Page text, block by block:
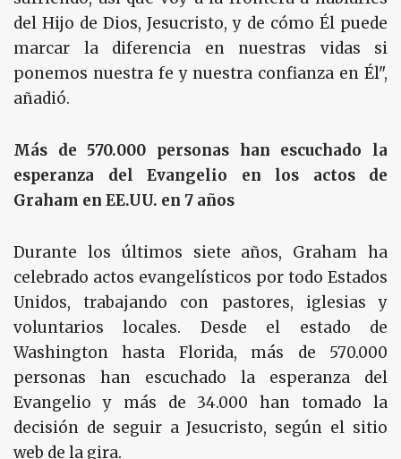
del Hijo de Dios, Jesucristo, y de cómo Él puede
marcar la diferencia en nuestras vidas si
ponemos nuestra fe y nuestra confianza en Él",
añadió.
Más de 570.000 personas han escuchado la
esperanza del Evangelio en los actos de
Graham en EE.UU. en 7 años
Durante los últimos siete años, Graham ha
celebrado actos evangelísticos por todo Estados
Unidos, trabajando con pastores, iglesias y
voluntarios locales. Desde el estado de
Washington hasta Florida, más de 570.000
personas han escuchado la esperanza del
Evangelio y más de 34.000 han tomado la
decisión de seguir a Jesucristo, según el sitio
web de la gira.